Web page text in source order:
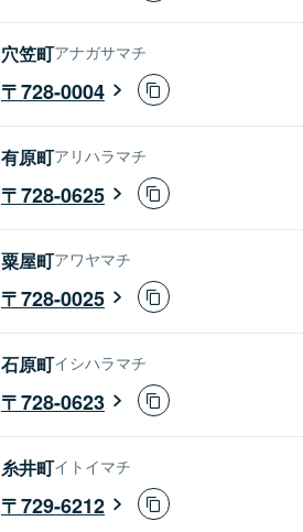
穴笠町アナガサマチ
728-0004
有原町アリハラマチ
728-0625
粟屋町アワヤマチ
728-0025
石原町イシハラマチ
728-0623
糸井町イトイマチ
729-6212